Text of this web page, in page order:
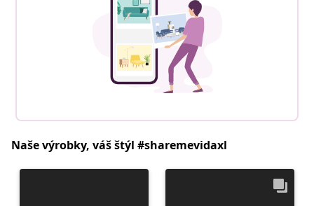
Naše výrobky, váš štýl #sharemevidaxl